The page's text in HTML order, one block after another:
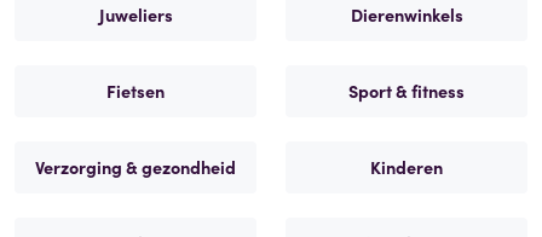
Juweliers Dierenwinkels
Fietsen Sport & fitness
Verzorging & gezondheid Kinderen